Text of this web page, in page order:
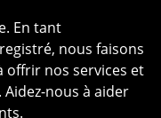
En tant
nous faisons
offrir nos services et
nous à aider